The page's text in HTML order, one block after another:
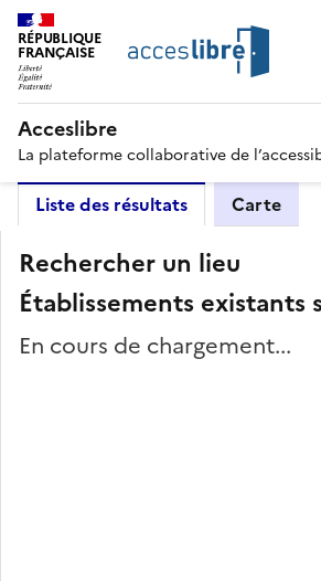
RÉPUBLIQUE
FRANÇAISE
Acceslibre
La plateforme collaborative de
Liste des résultats Carte
Rechercher un lieu
Établissements existants
En cours de chargement...